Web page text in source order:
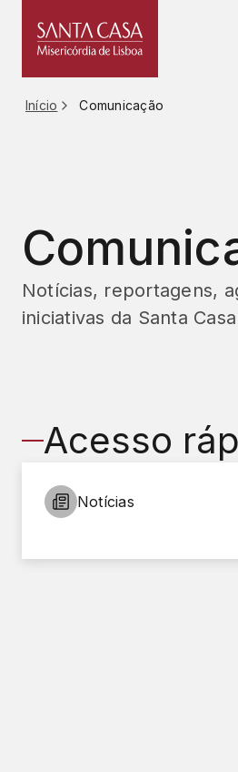
conteúdo
Início Comunicação
Notícias, reportagens,
iniciativas da Santa
Acesso
Notícias